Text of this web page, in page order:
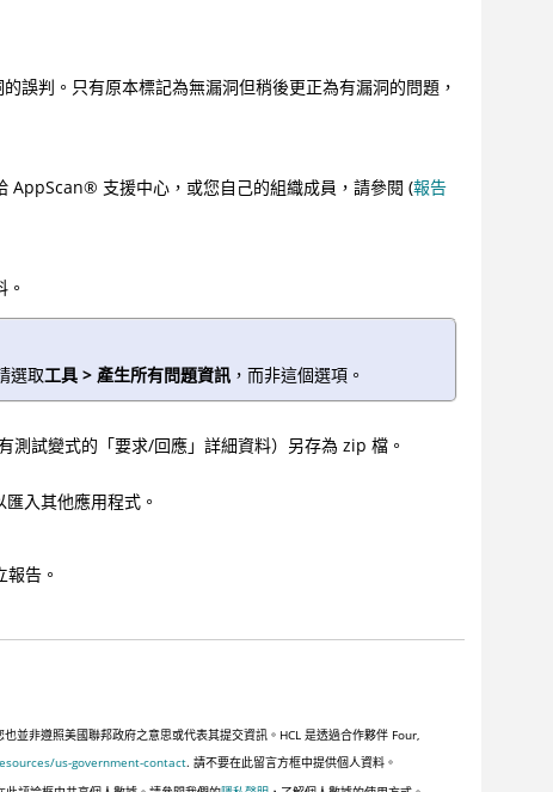
誤判。只有原本標記為無漏洞但稍後更正為有漏洞的問題，
AppScan® 支援中心，或您自己的組織成員，請參閱 (報告
選取工具 > 產生所有問題資訊 ，而非這個選項。
測試變式的「要求/回應」詳細資料）另存為 zip 檔。
入其他應用程式。
告。
並非遵照美國聯邦政府之意思或代表其提交資訊。HCL 是透過合作夥伴 Four,
us-government-contact. 請不要在此留言方框中提供個人資料。